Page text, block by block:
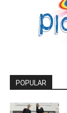
POPULAR